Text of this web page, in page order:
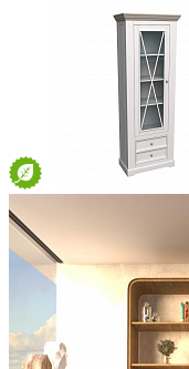
Шкаф для
54 860 ₽
В корзину
Спальня
Деревянные